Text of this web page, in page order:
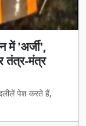
में 'अर्जी',
तंत्र-मंत्र
पेश करते हैं,